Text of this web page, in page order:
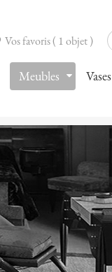
Vos favoris ( 1 objet )
Meubles Vases